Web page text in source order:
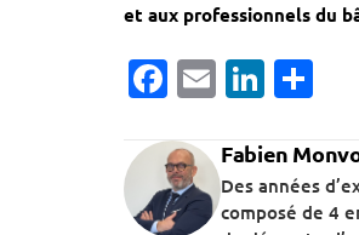
et aux professionnels du
Facebook
Email
Fabien
Des années
composé de 4